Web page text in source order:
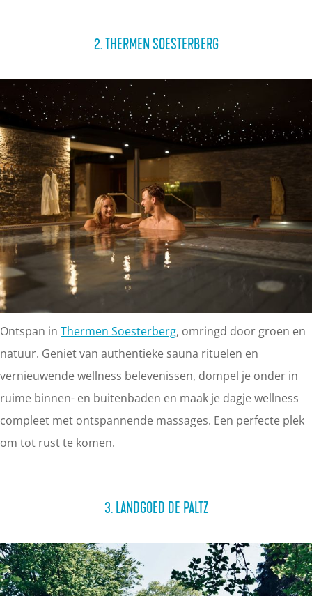
2. THERMEN SOESTERBERG
Ontspan in Thermen Soesterberg, omringd door groen en
natuur. Geniet van authentieke sauna rituelen en
vernieuwende wellness belevenissen, dompel je onder in
ruime binnen- en buitenbaden en maak je dagje wellness
compleet met ontspannende massages. Een perfecte plek
om tot rust te komen.
3. LANDGOED DE PALTZ